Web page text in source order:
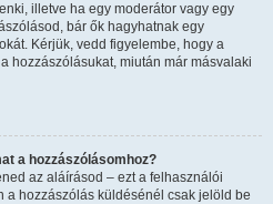
illetve ha egy moderátor vagy egy
bár ők hagyhatnak egy
Kérjük, vedd figyelembe, hogy a
hozzászólásukat, miután már másvalaki
a hozzászólásomhoz?
az aláírásod – ezt a felhasználói
a hozzászólás küldésénél csak jelöld be